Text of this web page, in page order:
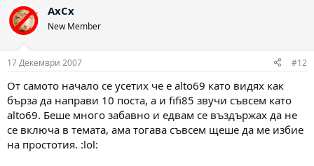
AxCx
New Member
17 Декември 2007 #12
От самото начало се усетих че е alto69 като видях как
бърза да направи 10 поста, а и fifi85 звучи съвсем като
alto69. Беше много забавно и едвам се въздържах да не
се включа в темата, ама тогава съвсем щеше да ме избие
на простотия. :lol: